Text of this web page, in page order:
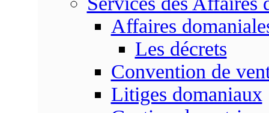
Affaires
Les décrets
Convention de
Litiges domaniaux